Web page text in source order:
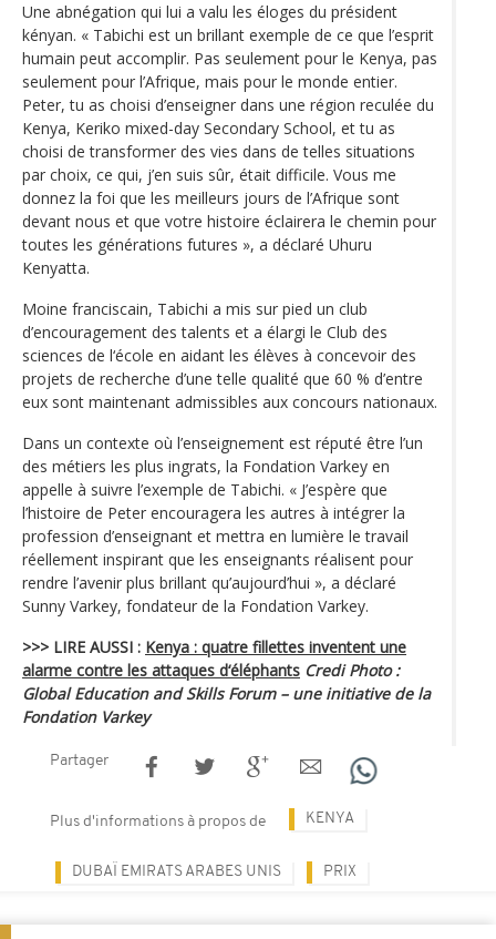
Une abnégation qui lui a valu les éloges du président
kényan. « Tabichi est un brillant exemple de ce que l’esprit
humain peut accomplir. Pas seulement pour le Kenya, pas
seulement pour l’Afrique, mais pour le monde entier.
Peter, tu as choisi d’enseigner dans une région reculée du
Kenya, Keriko mixed-day Secondary School, et tu as
choisi de transformer des vies dans de telles situations
par choix, ce qui, j’en suis sûr, était difficile. Vous me
donnez la foi que les meilleurs jours de l’Afrique sont
devant nous et que votre histoire éclairera le chemin pour
toutes les générations futures », a déclaré Uhuru
Kenyatta.
Moine franciscain, Tabichi a mis sur pied un club
d’encouragement des talents et a élargi le Club des
sciences de l‘école en aidant les élèves à concevoir des
projets de recherche d’une telle qualité que 60 % d’entre
eux sont maintenant admissibles aux concours nationaux.
Dans un contexte où l’enseignement est réputé être l’un
des métiers les plus ingrats, la Fondation Varkey en
appelle à suivre l’exemple de Tabichi. « J’espère que
l’histoire de Peter encouragera les autres à intégrer la
profession d’enseignant et mettra en lumière le travail
réellement inspirant que les enseignants réalisent pour
rendre l’avenir plus brillant qu’aujourd’hui », a déclaré
Sunny Varkey, fondateur de la Fondation Varkey.
>>> LIRE AUSSI : Kenya : quatre fillettes inventent une
alarme contre les attaques d‘éléphants Credi Photo :
Global Education and Skills Forum – une initiative de la
Fondation Varkey
Partager
Plus d'informations à propos de KENYA
DUBAÏ EMIRATS ARABES UNIS PRIX